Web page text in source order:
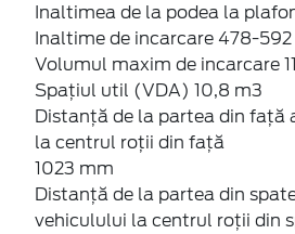
Inaltimea de la podea la
Inaltime de incarcare 478-
Volumul maxim de incarcare
Spațiul util (VDA) 10,8 m3
Distanță de la partea din față
la centrul roții din față
1023 mm
Distanță de la partea din
vehiculului la centrul roții din